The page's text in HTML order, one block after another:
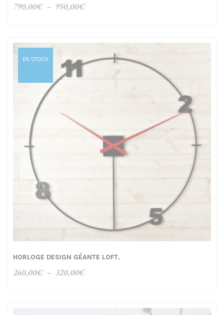
790,00€ – 950,00€Plage
790,00€
950,00€
EN STOCK
HORLOGE DESIGN GÉANTE LOFT.
260,00€ – 320,00€Plage